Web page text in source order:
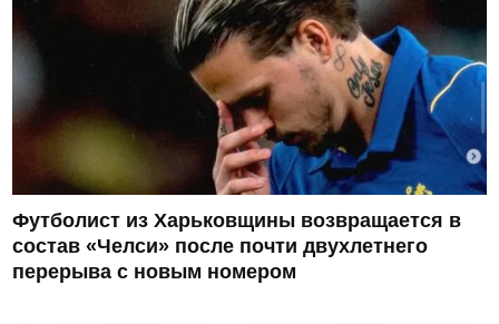
Футболист из Харьковщины возвращается в
состав «Челси» после почти двухлетнего
перерыва с новым номером